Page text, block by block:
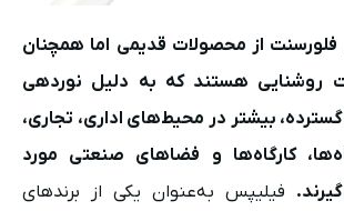
از محصولات قدیمی اما همچنان
روشنایی هستند که به دلیل نوردهی
بیشتر در محیط‌های اداری، تجاری،
کارگاه‌ها و فضاهای صنعتی مورد
فیلیپس به‌عنوان یکی از برندهای